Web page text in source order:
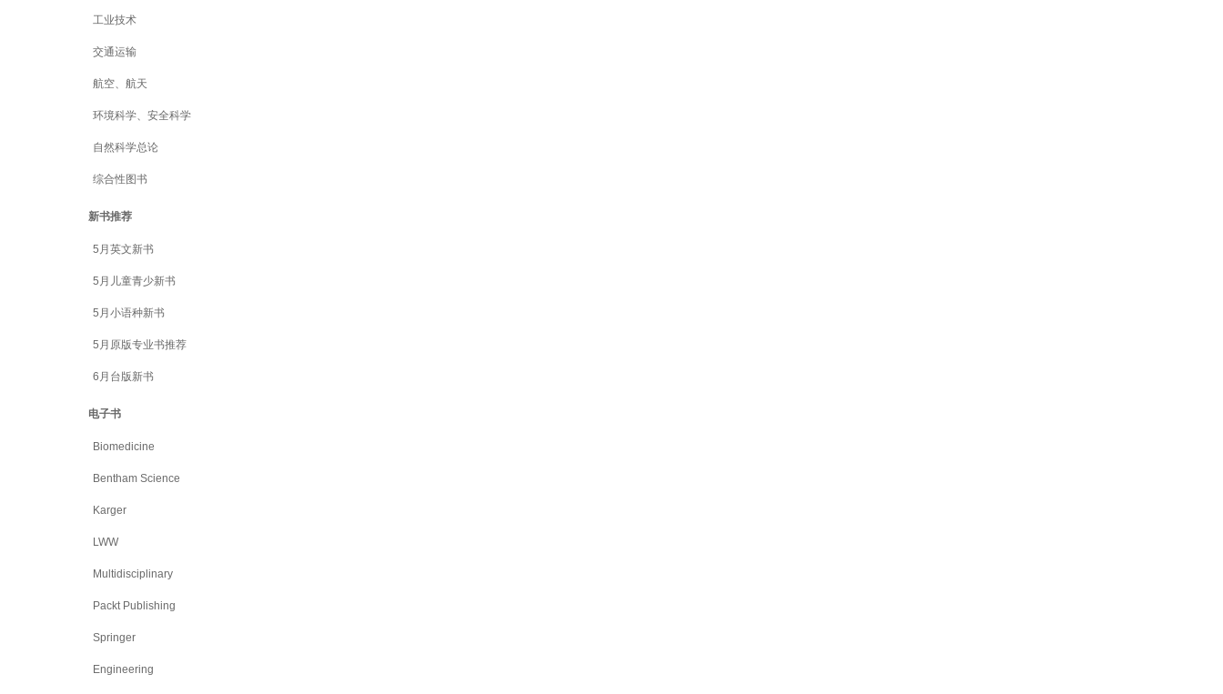
工业技术
交通运输
航空、航天
环境科学、安全科学
自然科学总论
综合性图书
新书推荐
5月英文新书
5月儿童青少新书
5月小语种新书
5月原版专业书推荐
6月台版新书
电子书
Biomedicine
Bentham Science
Karger
LWW
Multidisciplinary
Packt Publishing
Springer
Engineering